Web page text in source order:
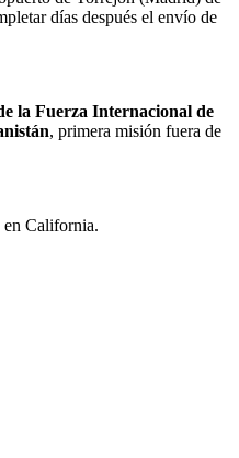
días después el envío de
la Fuerza Internacional de
, primera misión fuera de
en California.